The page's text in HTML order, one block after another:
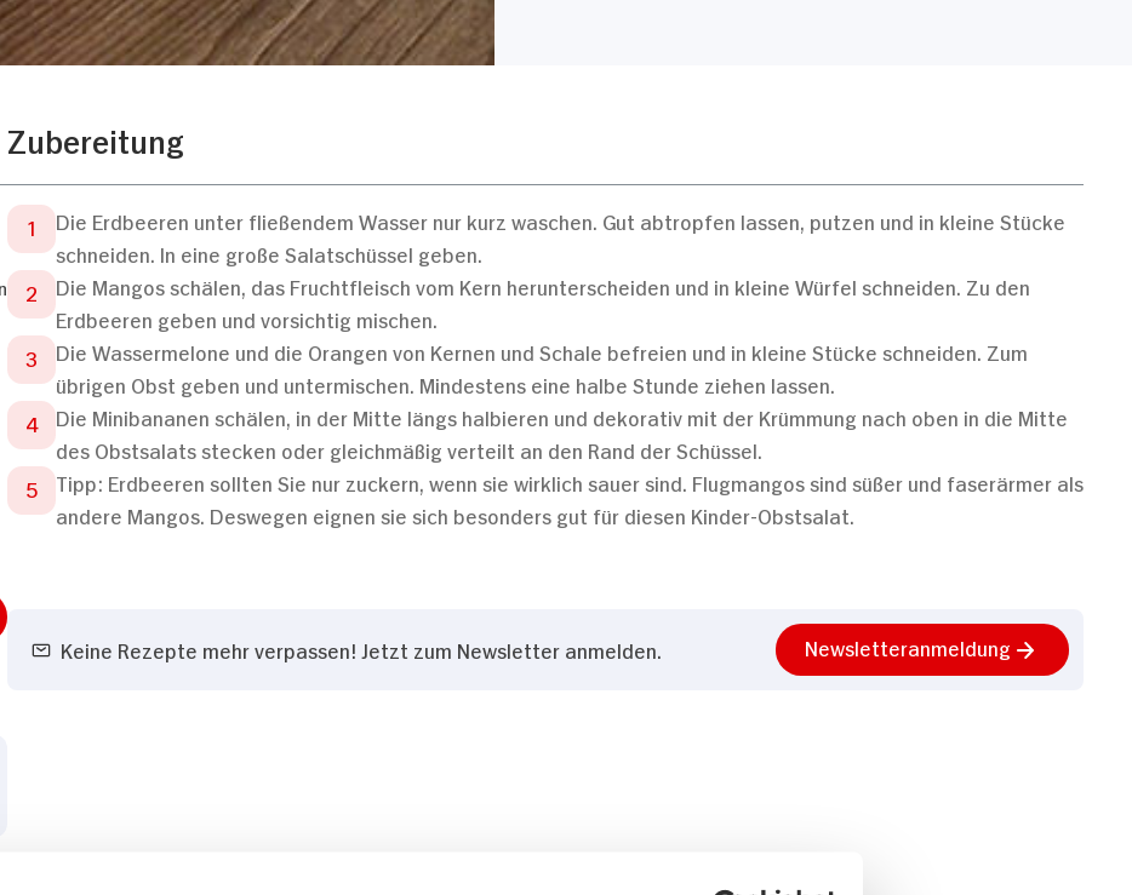
Zubereitung
Die Erdbeeren unter fließendem Wasser nur kurz waschen. Gut abtropfen lassen, putzen und in kleine Stücke
schneiden. In eine große Salatschüssel geben.
Die Mangos schälen, das Fruchtfleisch vom Kern herunterscheiden und in kleine Würfel schneiden. Zu den
Erdbeeren geben und vorsichtig mischen.
Die Wassermelone und die Orangen von Kernen und Schale befreien und in kleine Stücke schneiden. Zum
übrigen Obst geben und untermischen. Mindestens eine halbe Stunde ziehen lassen.
Die Minibananen schälen, in der Mitte längs halbieren und dekorativ mit der Krümmung nach oben in die Mitte
des Obstsalats stecken oder gleichmäßig verteilt an den Rand der Schüssel.
Tipp: Erdbeeren sollten Sie nur zuckern, wenn sie wirklich sauer sind. Flugmangos sind süßer und faserärmer als
andere Mangos. Deswegen eignen sie sich besonders gut für diesen Kinder-Obstsalat.
Keine Rezepte mehr verpassen! Jetzt zum Newsletter anmelden. Newsletteranmeldung